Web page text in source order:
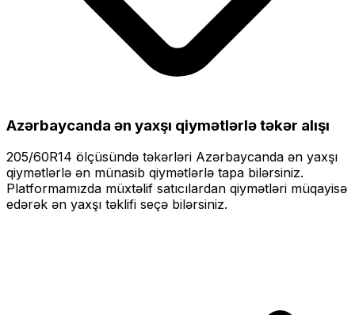
Azərbaycanda ən yaxşı qiymətlərlətəkər alışı
205/60R14 ölçüsündə təkərləri Azərbaycanda ən yaxşı
qiymətlərlə ən münasib qiymətlərlə tapa bilərsiniz.
Platformamızda müxtəlif satıcılardan qiymətləri müqayisə
edərək ən yaxşı təklifi seçə bilərsiniz.